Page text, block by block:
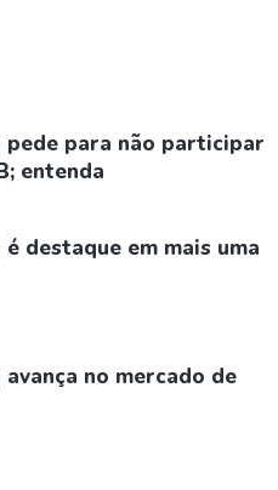
pede para não participar
entenda
destaque em mais uma
no mercado de